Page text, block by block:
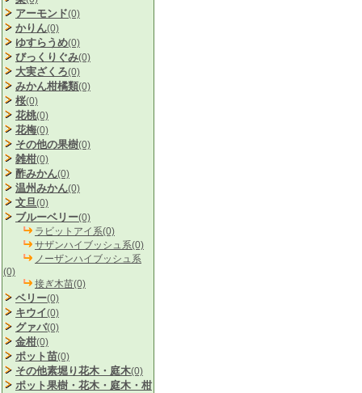
アーモンド(0)
かりん(0)
ゆすらうめ(0)
びっくりぐみ(0)
大実ざくろ(0)
みかん柑橘類(0)
桜(0)
花桃(0)
花梅(0)
その他の果樹(0)
雑柑(0)
酢みかん(0)
温州みかん(0)
文旦(0)
ブルーベリー(0)
ラビットアイ系(0)
サザンハイブッシュ系(0)
ノーザンハイブッシュ系
(0)
接ぎ木苗(0)
ベリー(0)
キウイ(0)
グァバ(0)
金柑(0)
ポット苗(0)
その他素堀り花木・庭木(0)
ポット果樹・花木・庭木・柑